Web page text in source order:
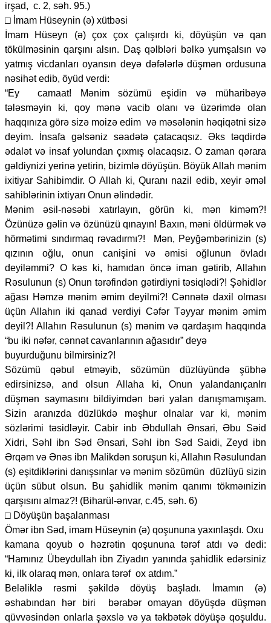
irşad, c. 2, səh. 95.)
□ İmam Hüseynin (ə) xütbəsi
İmam Hüseyn (ə) çox çox çalışırdı ki, döyüşün və qan
tökülməsinin qarşını alsın. Daş qəlbləri bəlkə yumşalsın və
yatmış vicdanları oyansın deyə dəfələrlə düşmən ordusuna
nəsihət edib, öyüd verdi:
“Ey camaat! Mənim sözümü eşidin və müharibəyə
tələsməyin ki, qoy mənə vacib olanı və üzərimdə olan
haqqınıza görə sizə moizə edim və məsələnin həqiqətni sizə
deyim. İnsafa gəlsəniz səadətə çatacaqsız. Əks təqdirdə
ədalət və insaf yolundan çıxmış olacaqsız. O zaman qərara
gəldiynizi yerinə yetirin, bizimlə döyüşün. Böyük Allah mənim
ixitiyar Sahibimdir. O Allah ki, Quranı nazil edib, xeyir əməl
sahiblərinin ixtiyarı Onun əlindədir.
Mənim əsil-nəsəbi xatırlayın, görün ki, mən kiməm?!
Özünüzə gəlin və özünüzü qınayın! Baxın, məni öldürmək və
hörmətimi sındırmaq rəvadırmı?! Mən, Peyğəmbərinizin (s)
qızının oğlu, onun canişini və əmisi oğlunun övladı
deyiləmmi? O kəs ki, hamıdan öncə iman gətirib, Allahın
Rəsulunun (s) Onun tərəfindən gətirdiyni təsiqlədi?! Şəhidlər
ağası Həmzə mənim əmim deyilmi?! Cənnətə daxil olması
üçün Allahın iki qanad verdiyi Cəfər Təyyar mənim əmim
deyil?! Allahın Rəsulunun (s) mənim və qardaşım haqqında
“bu iki nəfər, cənnət cavanlarının ağasıdır” deyə
buyurduğunu bilmirsiniz?!
Sözümü qəbul etməyib, sözümün düzlüyündə şübhə
edirsinizsə, and olsun Allaha ki, Onun yalandanıçanlrı
düşmən saymasını bildiyimdən bəri yalan danışmamışam.
Sizin aranızda düzlükdə məşhur olnalar var ki, mənim
sözlərimi təsidləyir. Cabir inb Əbdullah Ənsari, Əbu Səid
Xidri, Səhl ibn Səd Ənsari, Səhl ibn Səd Saidi, Zeyd ibn
Ərqəm və Ənəs ibn Malikdən soruşun ki, Allahın Rəsulundan
(s) eşitdiklərini danışsınlar və mənim sözümün düzlüyü sizin
üçün sübut olsun. Bu şahidlik mənim qanımı tökməınizin
qarşısını almaz?! (Biharül-ənvar, c.45, səh. 6)
□ Döyüşün başalanması
Ömər ibn Səd, imam Hüseynin (ə) qoşununa yaxınlaşdı. Oxu
kamana qoyub o həzrətin qoşununa tərəf atdı və dedi:
“Hamınız Übeydullah ibn Ziyadın yanında şahidlik edərsiniz
ki, ilk olaraq mən, onlara tərəf ox atdım.”
Beləliklə rəsmi şəkildə döyüş başladı. İmamın (ə)
əshabından hər biri bərabər omayan döyüşdə düşmən
qüvvəsindən onlarla şəxslə və ya təkbətək döyüşə qoşuldu.